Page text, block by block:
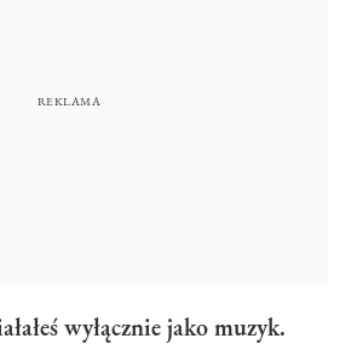
wyłącznie jako muzyk.